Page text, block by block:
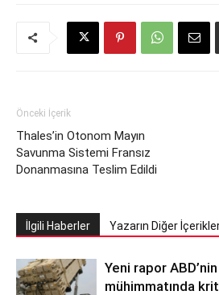
Önceki İçerik
Thales’in Otonom Mayın
Savunma Sistemi Fransız
Donanmasına Teslim Edildi
İlgili Haberler Yazarın Diğer
Yeni rapor
mühimmatında